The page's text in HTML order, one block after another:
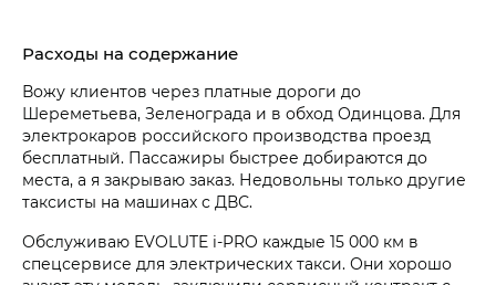
Расходы на содержание
Вожу клиентов через платные дороги до
Шереметьева, Зеленограда и в обход Одинцова. Для
электрокаров российского производства проезд
бесплатный. Пассажиры быстрее добираются до
места, а я закрываю заказ. Недовольны только другие
таксисты на машинах с ДВС.
Обслуживаю EVOLUTE i‑PRO каждые 15 000 км в
спецсервисе для электрических такси. Они хорошо